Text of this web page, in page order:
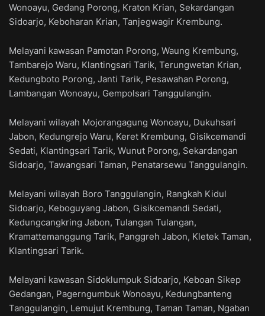
Wonoayu, Gedang Porong, Kraton Krian, Sekardangan
Sidoarjo, Keboharan Krian, Tanjegwagir Krembung.
Melayani kawasan Pamotan Porong, Waung Krembung,
Tambarejo Waru, Klantingsari Tarik, Terungwetan Krian,
Kedungboto Porong, Janti Tarik, Pesawahan Porong,
Lambangan Wonoayu, Gempolsari Tanggulangin.
Melayani wilayah Mojorangagung Wonoayu, Dukuhsari
Jabon, Kedungrejo Waru, Keret Krembung, Gisikcemandi
Sedati, Klantingsari Tarik, Wunut Porong, Sekardangan
Sidoarjo, Tawangsari Taman, Penatarsewu Tanggulangin.
Melayani wilayah Boro Tanggulangin, Rangkah Kidul
Sidoarjo, Keboguyang Jabon, Gisikcemandi Sedati,
Kedungcangkring Jabon, Tulangan Tulangan,
Kramattemanggung Tarik, Panggreh Jabon, Kletek Taman,
Klantingsari Tarik.
Melayani kawasan Sidoklumpuk Sidoarjo, Keboan Sikep
Gedangan, Pagerngumbuk Wonoayu, Kedungbanteng
Tanggulangin, Lemujut Krembung, Taman Taman, Ngaban